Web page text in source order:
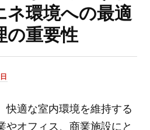
ネ環境への最適
の重要性
快適な室内環境を維持する
やオフィス、商業施設にと